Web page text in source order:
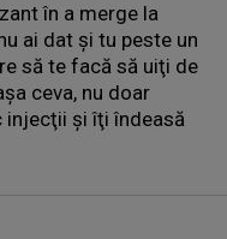
în a merge la
ai dat şi tu peste un
să te facă să uiţi de
ceva, nu doar
injecţii şi îţi îndeasă